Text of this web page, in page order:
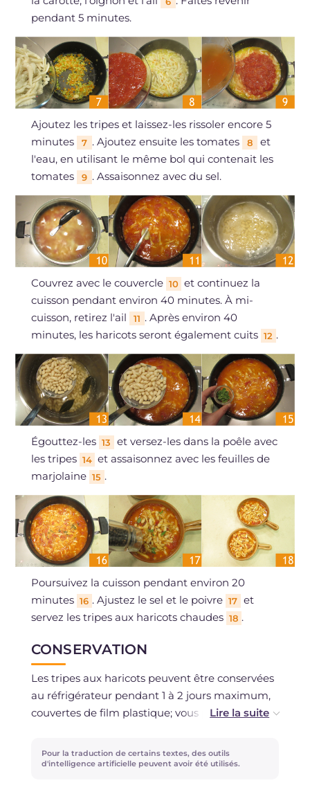
pendant 5 minutes.
Ajoutez les tripes et laissez-les rissoler encore 5
minutes
7 . Ajoutez ensuite les tomates 8
et
l'eau, en utilisant le même bol qui contenait les
tomates
9 . Assaisonnez avec du sel.
Couvrez avec le couvercle 10 et continuez la
cuisson pendant environ 40 minutes. À mi-
cuisson, retirez l'ail
11 . Après environ 40
minutes, les haricots seront également cuits 12 .
Égouttez-les 13
et versez-les dans la poêle avec
les tripes 14 et assaisonnez avec les feuilles de
marjolaine 15 .
Poursuivez la cuisson pendant environ 20
minutes 16 . Ajustez le sel et le poivre 17 et
servez les tripes aux haricots chaudes 18 .
CONSERVATION
Les tripes aux haricots peuvent être conservées
au réfrigérateur pendant 1 à 2 jours maximum,
couvertes de film plastique; vous pouvez
Pour la traduction de certains textes, des outils
d'intelligence artificielle peuvent avoir été utilisés.